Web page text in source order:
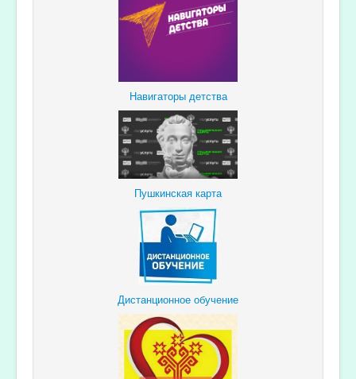
Навигаторы детства
Пушкинская карта
Дистанционное обучение